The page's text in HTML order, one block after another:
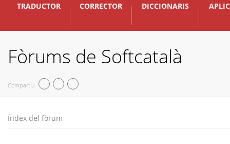
TRADUCTOR CORRECTOR DICCIONARIS
Fòrums de Softcatalà
Compartiu
Índex del fòrum